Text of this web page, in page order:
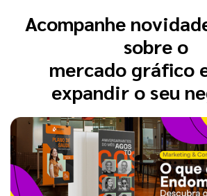
Acompanhe
sobre o
mercado gráfico
expandir o seu